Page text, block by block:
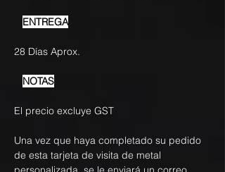
ENTREGA
28 Días Aprox.
NOTAS
El precio excluye GST
Una vez que haya completado su pedido
de esta tarjeta de visita de metal